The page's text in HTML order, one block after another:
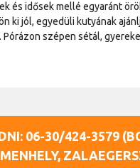
és idősek mellé egyaránt
ki jól, egyedüli kutyának
szépen sétál,
06-30/424-3579